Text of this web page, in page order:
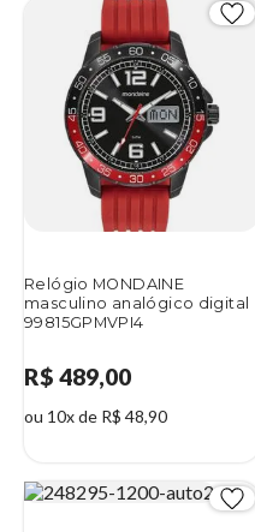
Relógio MONDAINE
masculino analógico digital
99815GPMVPI4
R$ 489,00
ou 10x de R$ 48,90